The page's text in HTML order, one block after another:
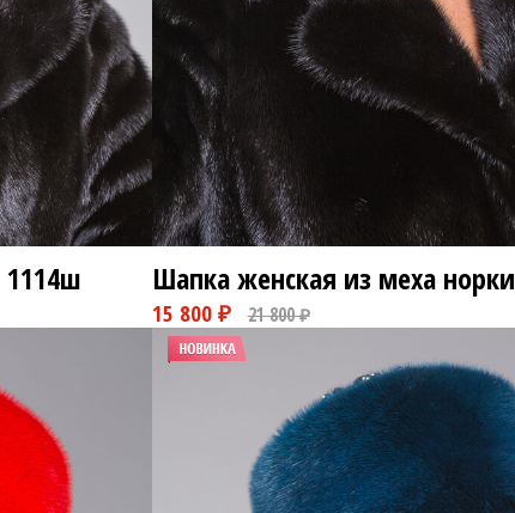
18 800 ₽ 25 800 ₽
1114ш Шапка женская из меха норки